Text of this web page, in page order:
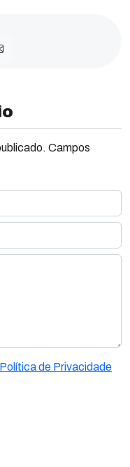
Campos
Política de Privacidade